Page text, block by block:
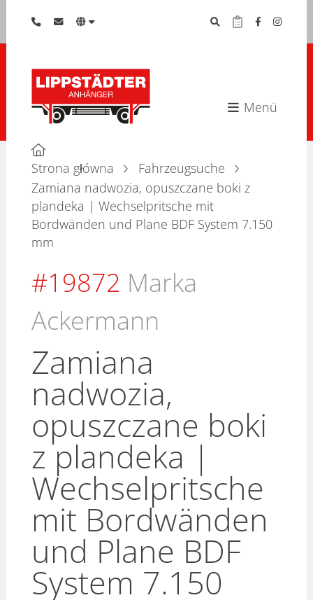
Menü
Strona główna
Fahrzeugsuche
Zamiana nadwozia, opuszczane boki z
plandeka | Wechselpritsche mit
Bordwänden und Plane BDF System 7.150
mm
#19872 Marka
Ackermann
Zamiana
nadwozia,
opuszczane boki
z plandeka |
Wechselpritsche
mit Bordwänden
und Plane BDF
System 7.150